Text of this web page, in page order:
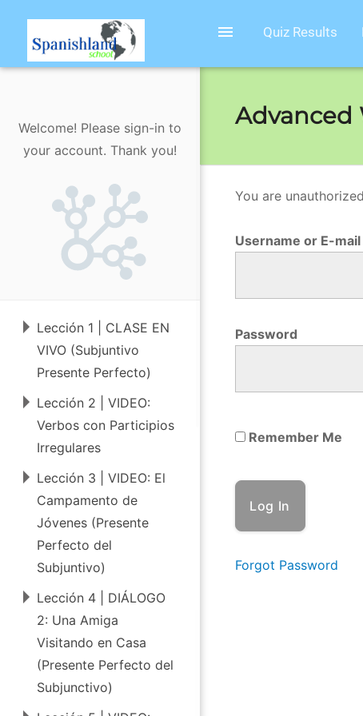
menu Quiz Results
Advanced
Welcome! Please sign-in to
your account. Thank you!
Lección 1 | CLASE EN
VIVO (Subjuntivo
Presente Perfecto)
Lección 2 | VIDEO:
Verbos con Participios
Irregulares
Lección 3 | VIDEO: El
Campamento de
Jóvenes (Presente
Perfecto del
Subjuntivo)
Lección 4 | DIÁLOGO
2: Una Amiga
Visitando en Casa
(Presente Perfecto del
Subjunctivo)
A
d
v
c
d
e
2
S
You are
Username or E-mail
Password
Remember Me
Forgot Password